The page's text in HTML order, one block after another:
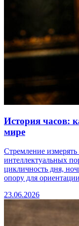
История часов:
мире
Стремление
интеллектуальных
цикличность дня,
опору для
23.06.2026